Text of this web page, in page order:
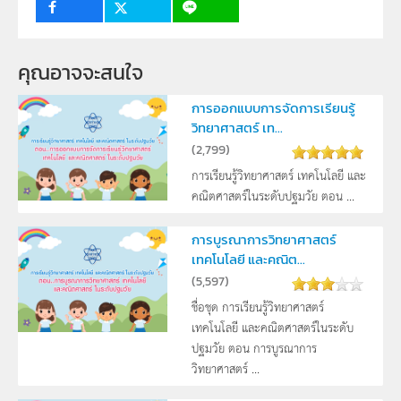
กลุ่มเป้าหมาย
ครู
คุณอาจจะสนใจ
การออกแบบการจัดการเรียนรู้
วิทยาศาสตร์ เท...
(2,799)
การเรียนรู้วิทยาศาสตร์ เทคโนโลยี และ
คณิตศาสตร์ในระดับปฐมวัย ตอน ...
การบูรณาการวิทยาศาสตร์
เทคโนโลยี และคณิต...
(5,597)
ชื่อชุด การเรียนรู้วิทยาศาสตร์
เทคโนโลยี และคณิตศาสตร์ในระดับ
ปฐมวัย ตอน การบูรณาการ
วิทยาศาสตร์ ...